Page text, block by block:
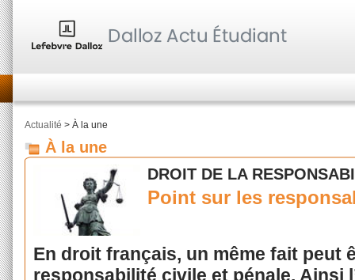
Actualité > À la une
À la une
DROIT DE LA
Point sur les
En droit français, un même fait peut
responsabilité civile et pénale. Ainsi